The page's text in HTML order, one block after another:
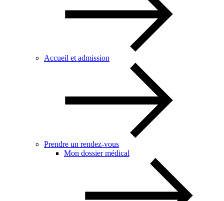
Accueil et admission
Prendre un rendez-vous
Mon dossier médical